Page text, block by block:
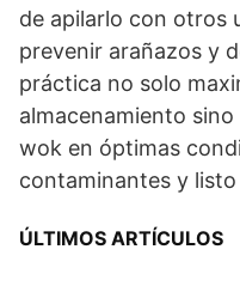
de apilarlo con otros
prevenir arañazos y
práctica no solo
almacenamiento
wok en óptimas
contaminantes y
ÚLTIMOS ARTÍCULOS